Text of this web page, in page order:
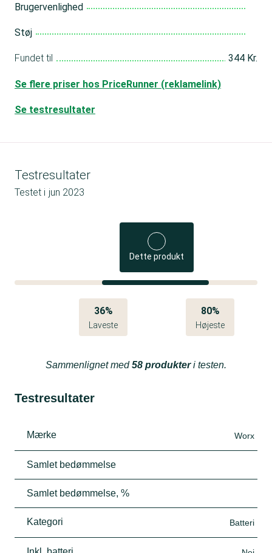
Brugervenlighed
Støj
Fundet til 344 Kr.
Se flere priser hos PriceRunner (reklamelink)
Se testresultater
Testresultater
Testet i jun 2023
Dette produkt
36%
Laveste
80%
Højeste
Sammenlignet med58 produkteri testen.
Testresultater
Mærke Worx
Samlet bedømmelse
Samlet bedømmelse, %
Kategori Batteri